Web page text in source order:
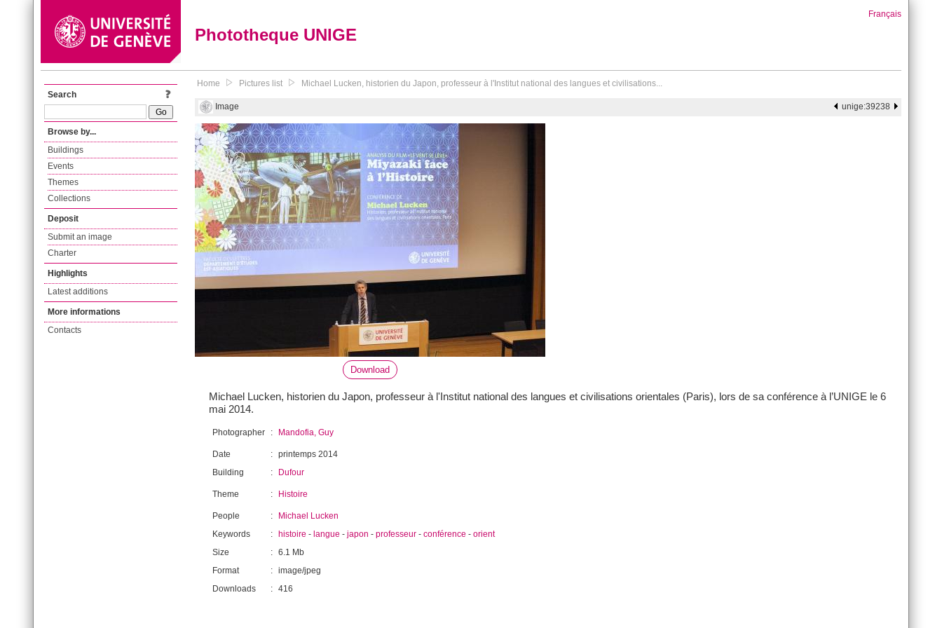
Phototheque UNIGE
Français
Search
Browse by...
Buildings
Events
Themes
Collections
Deposit
Submit an image
Charter
Highlights
Latest additions
More informations
Contacts
Home Pictures list Michael Lucken, historien du Japon, professeur à l'Institut national des langues et civilisations...
Image unige:39238
Download
Michael Lucken, historien du Japon, professeur à l'Institut national des langues et civilisations orientales (Paris), lors de sa conférence à l’UNIGE le 6
mai 2014.
Photographer : Mandofia, Guy
Date : printemps 2014
Building
: Dufour
Theme : Histoire
People :
Michael Lucken
Keywords
: histoire - langue - japon - professeur - conférence - orient
Size
: 6.1 Mb
Format
: image/jpeg
Downloads
: 416